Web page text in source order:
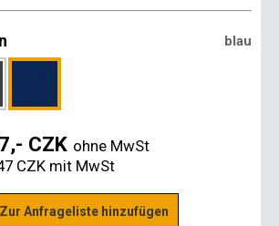
blau
CZK ohne MwSt
CZK mit MwSt
Zur Anfrageliste hinzufügen